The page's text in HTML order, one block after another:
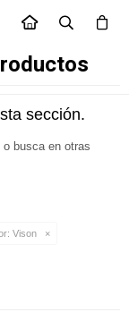
INICIO
sección.
o busca en otras
Vison